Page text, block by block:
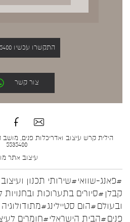
התקשרו עכשיו 052-5535400
צור קשר
5535400
עיצוב אתר
#פאנג-שוואי#שירותי תכנון
קבלן #סיורים בתערוכות
ובעולם#הום סטיילינג#מתודולוגיה
פנים#הבית הישראלי#חומרים